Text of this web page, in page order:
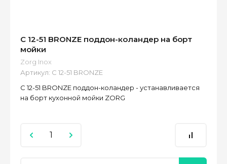
C 12-51 BRONZE поддон-коландер на борт
мойки
Zorg Inox
Артикул: C 12-51 BRONZE
C 12-51 BRONZE поддон-коландер - устанавливается
на борт кухонной мойки ZORG